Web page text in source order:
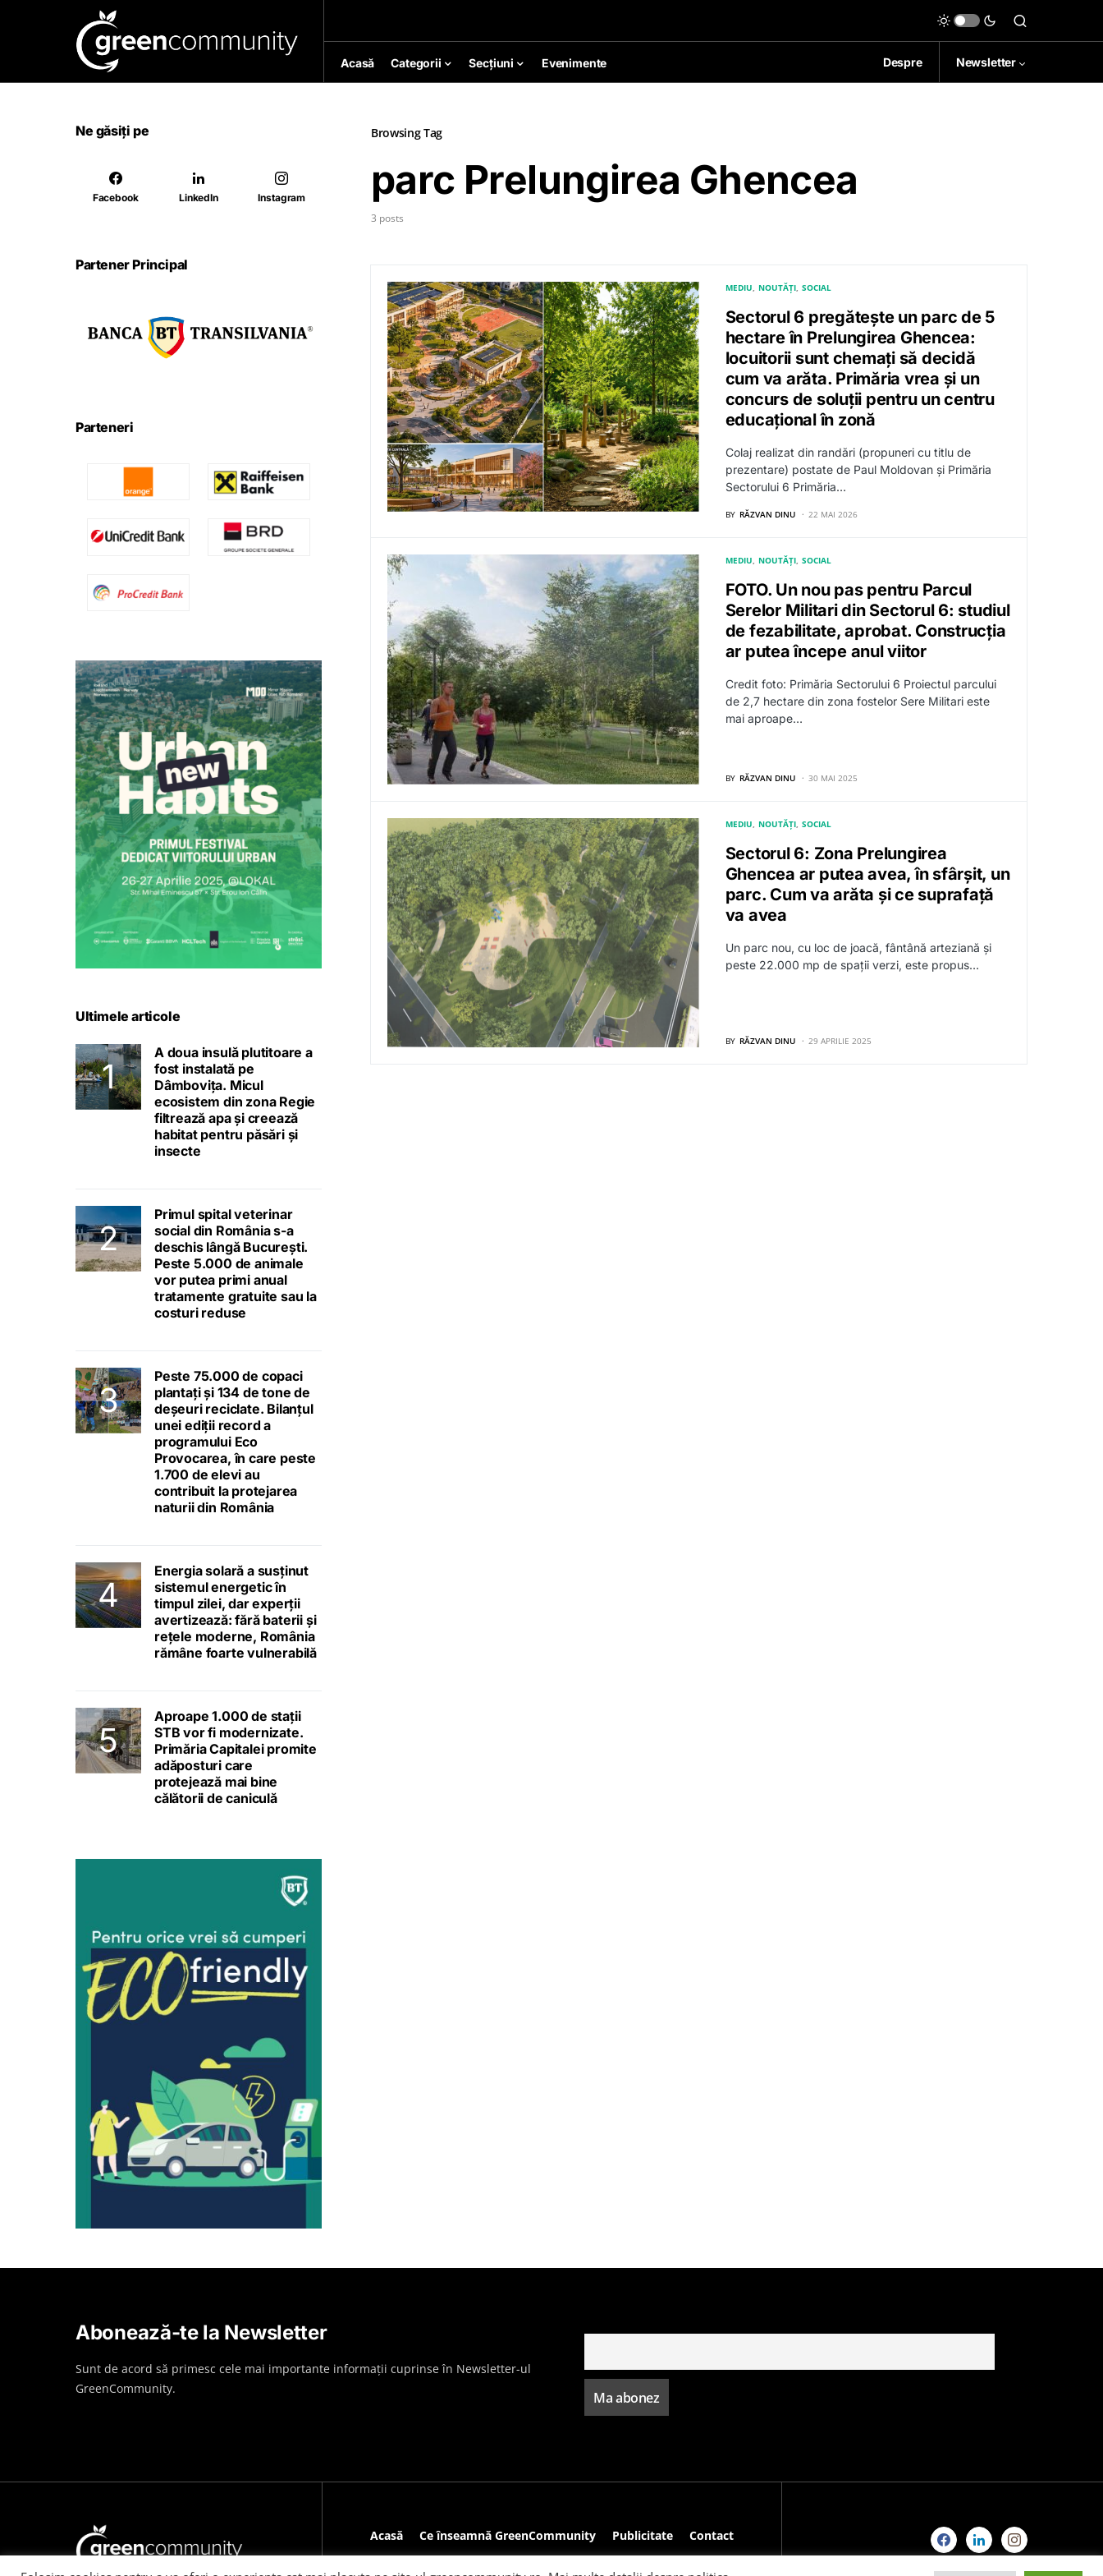
Acasă Categorii Secțiuni Evenimente Despre Newsletter
Browsing Tag
parc Prelungirea Ghencea
3 posts
MEDIU NOUTĂȚI SOCIAL
Sectorul 6 pregătește un parc de 5
hectare în Prelungirea Ghencea:
locuitorii sunt chemați să decidă
cum va arăta. Primăria vrea și un
concurs de soluții pentru un centru
educațional în zonă
Colaj realizat din randări (propuneri cu titlu de
prezentare) postate de Paul Moldovan și Primăria
Sectorului 6 Primăria…
BY RĂZVAN DINU 22 MAI 2026
MEDIU NOUTĂȚI SOCIAL
FOTO. Un nou pas pentru Parcul
Serelor Militari din Sectorul 6: studiul
de fezabilitate, aprobat. Construcția
ar putea începe anul viitor
Credit foto: Primăria Sectorului 6 Proiectul parcului
de 2,7 hectare din zona fostelor Sere Militari este
mai aproape…
BY RĂZVAN DINU 30 MAI 2025
MEDIU NOUTĂȚI SOCIAL
Sectorul 6: Zona Prelungirea
Ghencea ar putea avea, în sfârșit, un
parc. Cum va arăta și ce suprafață
va avea
Un parc nou, cu loc de joacă, fântână arteziană și
peste 22.000 mp de spații verzi, este propus…
BY RĂZVAN DINU 29 APRILIE 2025
Ne găsiți pe
Facebook LinkedIn Instagram
Partener Principal
Parteneri
Ultimele articole
A doua insulă plutitoare a
fost instalată pe
Dâmbovița. Micul
ecosistem din zona Regie
filtrează apa și creează
habitat pentru păsări și
insecte
Primul spital veterinar
social din România s-a
deschis lângă București.
Peste 5.000 de animale
vor putea primi anual
tratamente gratuite sau la
costuri reduse
Peste 75.000 de copaci
plantați și 134 de tone de
deșeuri reciclate. Bilanțul
unei ediții record a
programului Eco
Provocarea, în care peste
1.700 de elevi au
contribuit la protejarea
naturii din România
Energia solară a susținut
sistemul energetic în
timpul zilei, dar experții
avertizează: fără baterii și
rețele moderne, România
rămâne foarte vulnerabilă
Aproape 1.000 de stații
STB vor fi modernizate.
Primăria Capitalei promite
adăposturi care
protejează mai bine
călătorii de caniculă
Abonează-te la Newsletter
Sunt de acord să primesc cele mai importante informații cuprinse în Newsletter-ul
GreenCommunity.
Acasă Ce înseamnă GreenCommunity Publicitate Contact